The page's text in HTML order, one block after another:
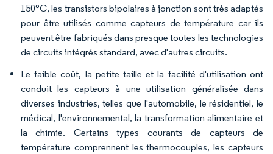
150°C, les transistors bipolaires à jonction sont très adaptés
pour être utilisés comme capteurs de température car ils
peuvent être fabriqués dans presque toutes les technologies
de circuits intégrés standard, avec d'autres circuits.
Le faible coût, la petite taille et la facilité d'utilisation ont
conduit les capteurs à une utilisation généralisée dans
diverses industries, telles que l'automobile, le résidentiel, le
médical, l'environnemental, la transformation alimentaire et
la chimie. Certains types courants de capteurs de
température comprennent les thermocouples, les capteurs